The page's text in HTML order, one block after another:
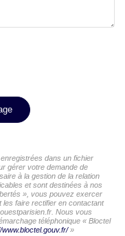
dans un fichier
gérer votre demande de
à la gestion de la relation
et sont destinées à nos
», vous pouvez exercer
faire rectifier en contactant
Nous vous
téléphonique « Bloctel
www.bloctel.gouv.fr/»